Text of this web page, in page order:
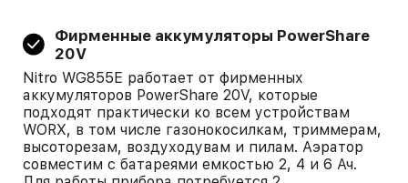
Фирменные аккумуляторы PowerShare
20V
Nitro WG855E работает от фирменных
аккумуляторов PowerShare 20V, которые
подходят практически ко всем устройствам
WORX, в том числе газонокосилкам, триммерам,
высоторезам, воздуходувам и пилам. Аэратор
совместим с батареями емкостью 2, 4 и 6 Ач.